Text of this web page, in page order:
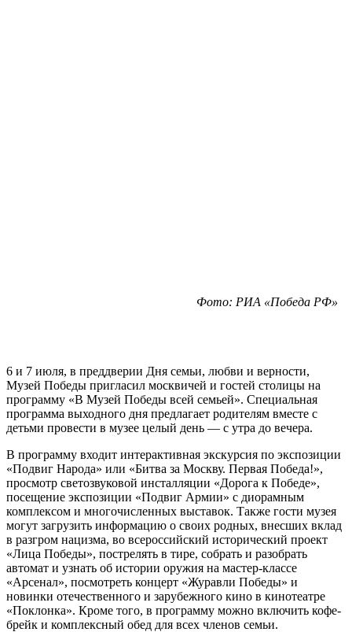
Фото: РИА «Победа РФ»
6 и 7 июля, в преддверии Дня семьи, любви и верности,
Музей Победы пригласил москвичей и гостей столицы на
программу «В Музей Победы всей семьей». Специальная
программа выходного дня предлагает родителям вместе с
детьми провести в музее целый день — с утра до вечера.
В программу входит интерактивная экскурсия по экспозиции
«Подвиг Народа» или «Битва за Москву. Первая Победа!»,
просмотр светозвуковой инсталляции «Дорога к Победе»,
посещение экспозиции «Подвиг Армии» с диорамным
комплексом и многочисленных выставок. Также гости музея
могут загрузить информацию о своих родных, внесших вклад
в разгром нацизма, во всероссийский исторический проект
«Лица Победы», пострелять в тире, собрать и разобрать
автомат и узнать об истории оружия на мастер-классе
«Арсенал», посмотреть концерт «Журавли Победы» и
новинки отечественного и зарубежного кино в кинотеатре
«Поклонка». Кроме того, в программу можно включить кофе-
брейк и комплексный обед для всех членов семьи.